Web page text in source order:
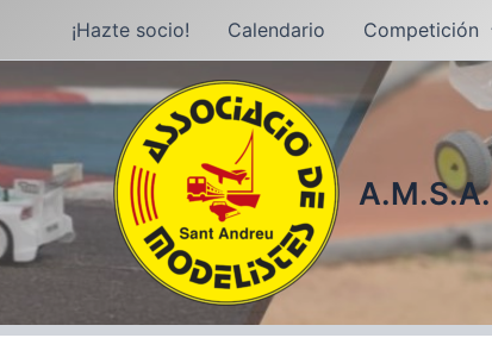
¡Hazte socio! Calendario Competición
A.M.S.A.